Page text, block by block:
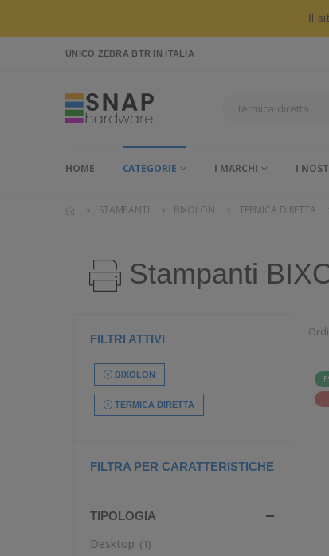
Il
UNICO ZEBRA BTR IN ITALIA
HOME CATEGORIE I MARCHI I
STAMPANTI BIXOLON TERMICA DIRETTA
Stampanti
FILTRI ATTIVI
BIXOLON
TERMICA DIRETTA
FILTRA PER CARATTERISTICHE
TIPOLOGIA
Desktop (1)